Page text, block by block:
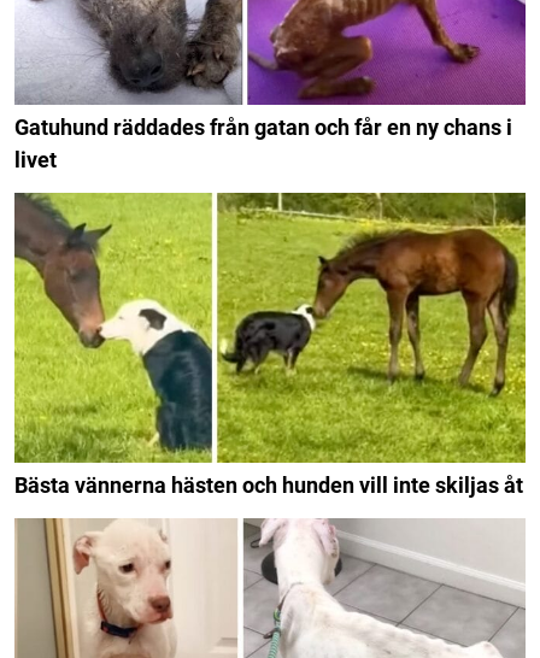
Gatuhund räddades från gatan och får en ny chans i
livet
Bästa vännerna hästen och hunden vill inte skiljas åt